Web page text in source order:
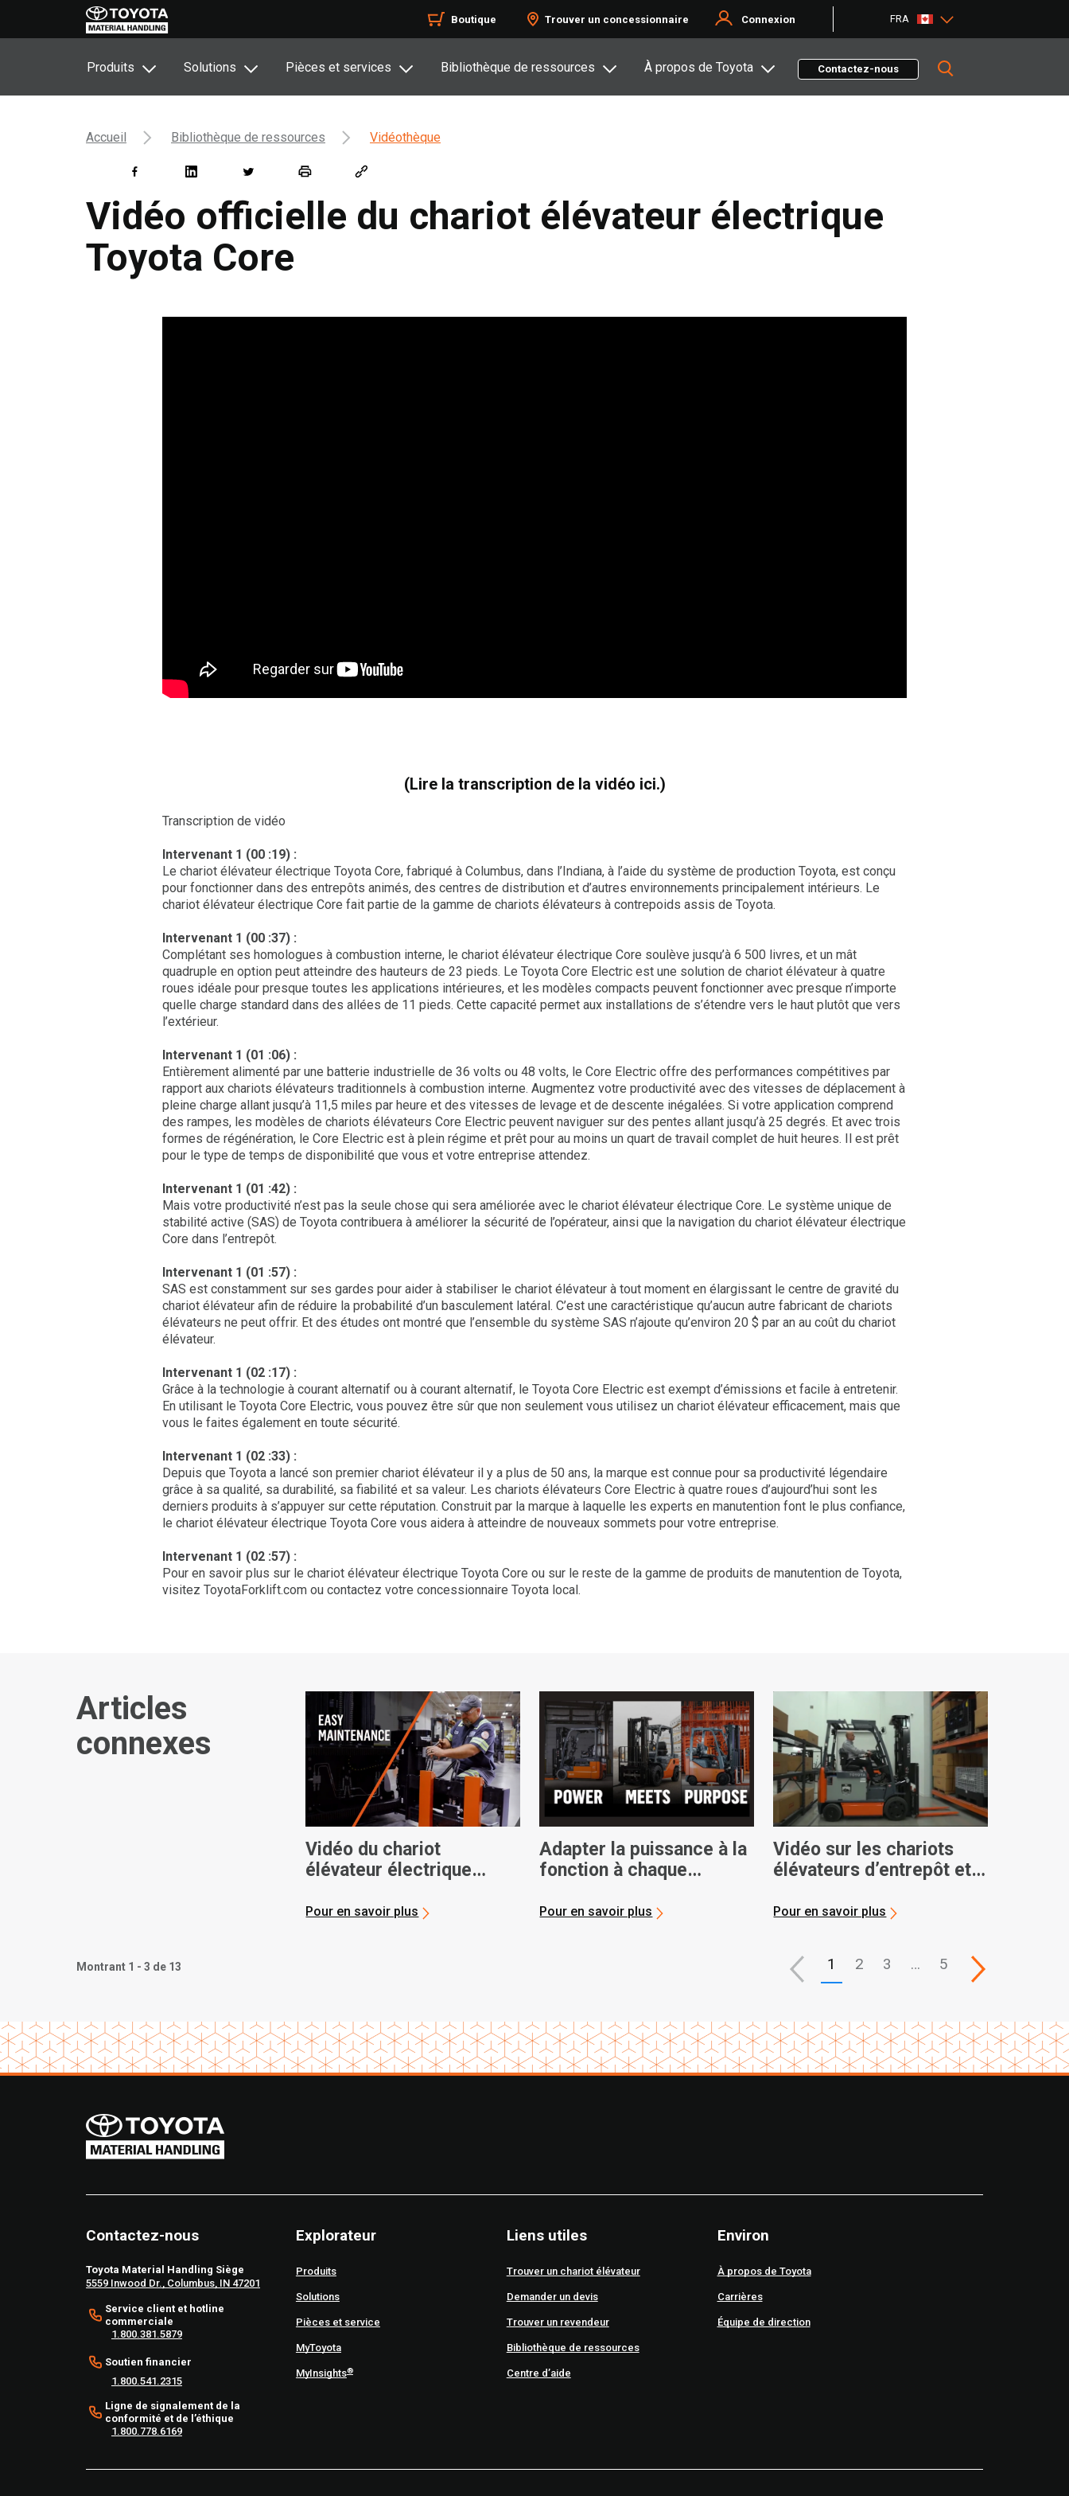
Boutique Trouver un concessionnaire Connexion FRA
Produits Solutions Pièces et services Bibliothèque de ressources À propos de Toyota Contactez-nous
Accueil Bibliothèque de ressources Vidéothèque
Vidéo officielle du chariot élévateur électrique
Toyota Core
(Lire la transcription de la vidéo ici.)
Transcription de vidéo
Intervenant 1 (00 :19) :
Le chariot élévateur électrique Toyota Core, fabriqué à Columbus, dans l’Indiana, à l’aide du système de production Toyota, est conçu
pour fonctionner dans des entrepôts animés, des centres de distribution et d’autres environnements principalement intérieurs. Le
chariot élévateur électrique Core fait partie de la gamme de chariots élévateurs à contrepoids assis de Toyota.
Intervenant 1 (00 :37) :
Complétant ses homologues à combustion interne, le chariot élévateur électrique Core soulève jusqu’à 6 500 livres, et un mât
quadruple en option peut atteindre des hauteurs de 23 pieds. Le Toyota Core Electric est une solution de chariot élévateur à quatre
roues idéale pour presque toutes les applications intérieures, et les modèles compacts peuvent fonctionner avec presque n’importe
quelle charge standard dans des allées de 11 pieds. Cette capacité permet aux installations de s’étendre vers le haut plutôt que vers
l’extérieur.
Intervenant 1 (01 :06) :
Entièrement alimenté par une batterie industrielle de 36 volts ou 48 volts, le Core Electric offre des performances compétitives par
rapport aux chariots élévateurs traditionnels à combustion interne. Augmentez votre productivité avec des vitesses de déplacement à
pleine charge allant jusqu’à 11,5 miles par heure et des vitesses de levage et de descente inégalées. Si votre application comprend
des rampes, les modèles de chariots élévateurs Core Electric peuvent naviguer sur des pentes allant jusqu’à 25 degrés. Et avec trois
formes de régénération, le Core Electric est à plein régime et prêt pour au moins un quart de travail complet de huit heures. Il est prêt
pour le type de temps de disponibilité que vous et votre entreprise attendez.
Intervenant 1 (01 :42) :
Mais votre productivité n’est pas la seule chose qui sera améliorée avec le chariot élévateur électrique Core. Le système unique de
stabilité active (SAS) de Toyota contribuera à améliorer la sécurité de l’opérateur, ainsi que la navigation du chariot élévateur électrique
Core dans l’entrepôt.
Intervenant 1 (01 :57) :
SAS est constamment sur ses gardes pour aider à stabiliser le chariot élévateur à tout moment en élargissant le centre de gravité du
chariot élévateur afin de réduire la probabilité d’un basculement latéral. C’est une caractéristique qu’aucun autre fabricant de chariots
élévateurs ne peut offrir. Et des études ont montré que l’ensemble du système SAS n’ajoute qu’environ 20 $ par an au coût du chariot
élévateur.
Intervenant 1 (02 :17) :
Grâce à la technologie à courant alternatif ou à courant alternatif, le Toyota Core Electric est exempt d’émissions et facile à entretenir.
En utilisant le Toyota Core Electric, vous pouvez être sûr que non seulement vous utilisez un chariot élévateur efficacement, mais que
vous le faites également en toute sécurité.
Intervenant 1 (02 :33) :
Depuis que Toyota a lancé son premier chariot élévateur il y a plus de 50 ans, la marque est connue pour sa productivité légendaire
grâce à sa qualité, sa durabilité, sa fiabilité et sa valeur. Les chariots élévateurs Core Electric à quatre roues d’aujourd’hui sont les
derniers produits à s’appuyer sur cette réputation. Construit par la marque à laquelle les experts en manutention font le plus confiance,
le chariot élévateur électrique Toyota Core vous aidera à atteindre de nouveaux sommets pour votre entreprise.
Intervenant 1 (02 :57) :
Pour en savoir plus sur le chariot élévateur électrique Toyota Core ou sur le reste de la gamme de produits de manutention de Toyota,
visitez ToyotaForklift.com ou contactez votre concessionnaire Toyota local.
Articles
connexes
Vidéo du chariot
élévateur électrique
Pour en savoir plus
Adapter la puissance à la
fonction à chaque
Pour en savoir plus
Vidéo sur les chariots
élévateurs d’entrepôt et
Pour en savoir plus
Montrant 1 - 3 de 13 1 2 3 … 5
Contactez-nous
Toyota Material Handling Siège
5559 Inwood Dr., Columbus, IN 47201
Service client et hotline
commerciale
1.800.381.5879
Soutien financier
1.800.541.2315
Ligne de signalement de la
conformité et de l’éthique
1.800.778.6169
Explorateur
Produits
Solutions
Pièces et service
MyToyota
MyInsights®
Liens utiles
Trouver un chariot élévateur
Demander un devis
Trouver un revendeur
Bibliothèque de ressources
Centre d’aide
Environ
À propos de Toyota
Carrières
Équipe de direction